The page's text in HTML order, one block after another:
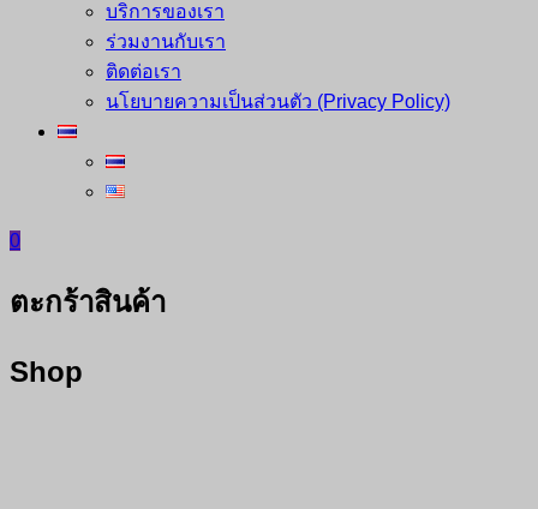
บริการของเรา
ร่วมงานกับเรา
ติดต่อเรา
นโยบายความเป็นส่วนตัว (Privacy Policy)
0
ตะกร้าสินค้า
Shop